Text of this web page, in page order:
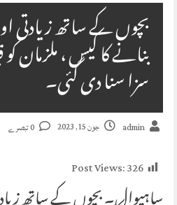
بچوں کے ساتھ زیادتی
بنانے کا کیس ، ملزمان کو
سزا سنا دی گئی۔
admin جون 15, 2023
Post Views:326